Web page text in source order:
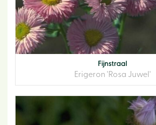
Fijnstraal
Erigeron 'Rosa Juwel'